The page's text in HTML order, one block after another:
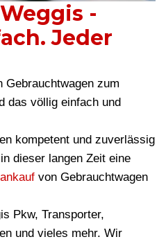
-
Jeder
Gebrauchtwagen zum
das völlig einfach und
kompetent und zuverlässig
dieser langen Zeit eine
von Gebrauchtwagen
Pkw, Transporter,
und vieles mehr. Wir